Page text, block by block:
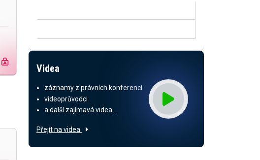
Videa
záznamy z právních konferencí
videoprůvodci
a další zajímavá videa …
Přejít na videa